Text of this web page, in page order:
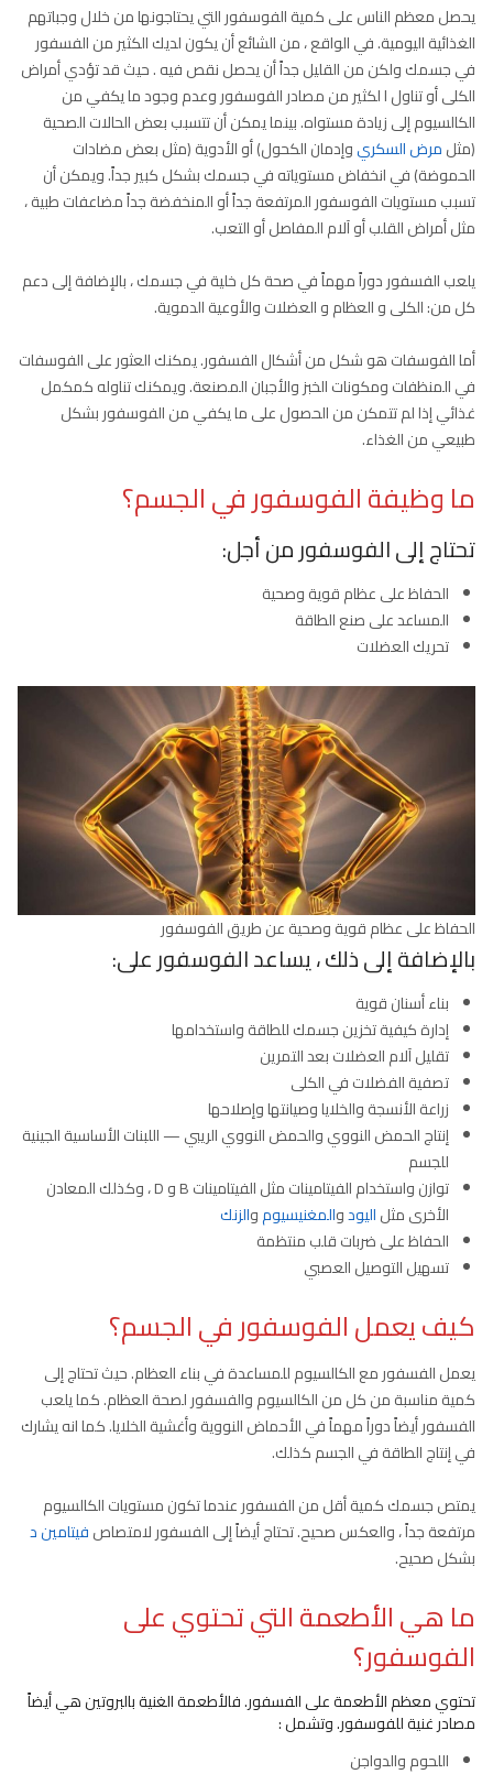
يحصل معظم الناس على كمية الفوسفور التي يحتاجونها من خلال وجباتهم
الغذائية اليومية. في الواقع ، من الشائع أن يكون لديك الكثير من الفسفور
في جسمك ولكن من القليل جداً أن يحصل نقص فيه . حيث قد تؤدي أمراض
الكلى أو تناول ا لكثير من مصادر الفوسفور وعدم وجود ما يكفي من
الكالسيوم إلى زيادة مستواه. بينما يمكن أن تتسبب بعض الحالات الصحية
(مثلمرض السكريوإدمان الكحول) أو الأدوية (مثل بعض مضادات
الحموضة) في انخفاض مستوياته في جسمك بشكل كبير جداً. ويمكن أن
تسبب مستويات الفوسفور المرتفعة جداً أو المنخفضة جداً مضاعفات طبية ،
مثل أمراض القلب أو آلام المفاصل أو التعب.
يلعب الفسفور دوراً مهماً في صحة كل خلية في جسمك ، بالإضافة إلى دعم
كل من: الكلى و العظام و العضلات والأوعية الدموية.
أما الفوسفات هو شكل من أشكال الفسفور. يمكنك العثور على الفوسفات
في المنظفات ومكونات الخبز والأجبان المصنعة. ويمكنك تناوله كمكمل
غذائي إذا لم تتمكن من الحصول على ما يكفي من الفوسفور بشكل
طبيعي من الغذاء.
ما وظيفة الفوسفور في الجسم؟
تحتاج إلى الفوسفور من أجل:
الحفاظ على عظام قوية وصحية
المساعد على صنع الطاقة
تحريك العضلات
الحفاظ على عظام قوية وصحية عن طريق الفوسفور
بالإضافة إلى ذلك ، يساعد الفوسفور على:
بناء أسنان قوية
إدارة كيفية تخزين جسمك للطاقة واستخدامها
تقليل آلام العضلات بعد التمرين
تصفية الفضلات في الكلى
زراعة الأنسجة والخلايا وصيانتها وإصلاحها
إنتاج الحمض النووي والحمض النووي الريبي — اللبنات الأساسية الجينية
للجسم
توازن واستخدام الفيتامينات مثل الفيتامينات B و D ، وكذلك المعادن
الأخرى مثلاليودوالمغنيسيوموالزنك
الحفاظ على ضربات قلب منتظمة
تسهيل التوصيل العصبي
كيف يعمل الفوسفور في الجسم؟
يعمل الفسفور مع الكالسيوم للمساعدة في بناء العظام. حيث تحتاج إلى
كمية مناسبة من كل من الكالسيوم والفسفور لصحة العظام. كما يلعب
الفسفور أيضاً دوراً مهماً في الأحماض النووية وأغشية الخلايا. كما انه يشارك
في إنتاج الطاقة في الجسم كذلك.
يمتص جسمك كمية أقل من الفسفور عندما تكون مستويات الكالسيوم
مرتفعة جداً ، والعكس صحيح. تحتاج أيضاً إلى الفسفور لامتصاصفيتامين د
بشكل صحيح.
ما هي الأطعمة التي تحتوي على
الفوسفور؟
تحتوي معظم الأطعمة على الفسفور. فالأطعمة الغنية بالبروتين هي أيضاً
مصادر غنية للفوسفور. وتشمل :
اللحوم والدواجن